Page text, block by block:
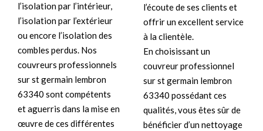
l’isolation par l’intérieur,
l’isolation par l’extérieur
ou encore l’isolation des
combles perdus. Nos
couvreurs professionnels
sur st germain lembron
63340 sont compétents
et aguerris dans la mise en
œuvre de ces différentes
l’écoute de ses clients et
offrir un excellent service
à la clientèle.
En choisissant un
couvreur professionnel
sur st germain lembron
63340 possédant ces
qualités, vous êtes sûr de
bénéficier d’un nettoyage